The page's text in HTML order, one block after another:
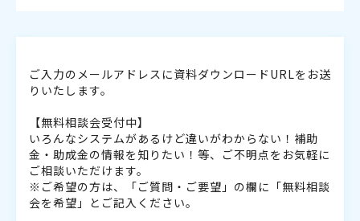
ご入力のメールアドレスに資料ダウンロードURLをお送
りいたします。
【無料相談会受付中】
いろんなシステムがあるけど違いがわからない！補助
金・助成金の情報を知りたい！等、ご不明点をお気軽に
ご相談いただけます。
※ご希望の方は、「ご質問・ご要望」の欄に「無料相談
会を希望」とご記入ください。